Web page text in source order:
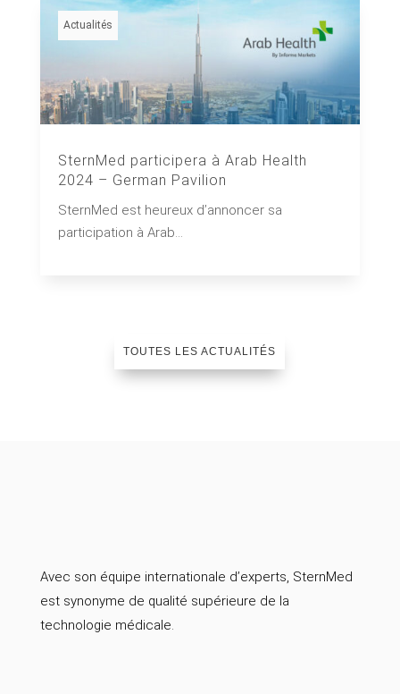
Actualités
SternMed participera à Arab Health
2024 – German Pavilion
SternMed est heureux d’annoncer sa
participation à Arab...
TOUTES LES ACTUALITÉS
Avec son équipe internationale d’experts, SternMed
est synonyme de qualité supérieure de la
technologie médicale.